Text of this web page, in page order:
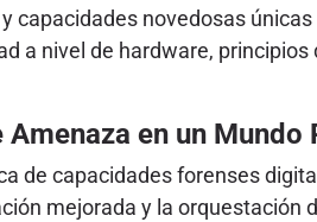
novedosas únicas
a nivel de hardware,
en un Mundo
de capacidades forenses
mejorada y la